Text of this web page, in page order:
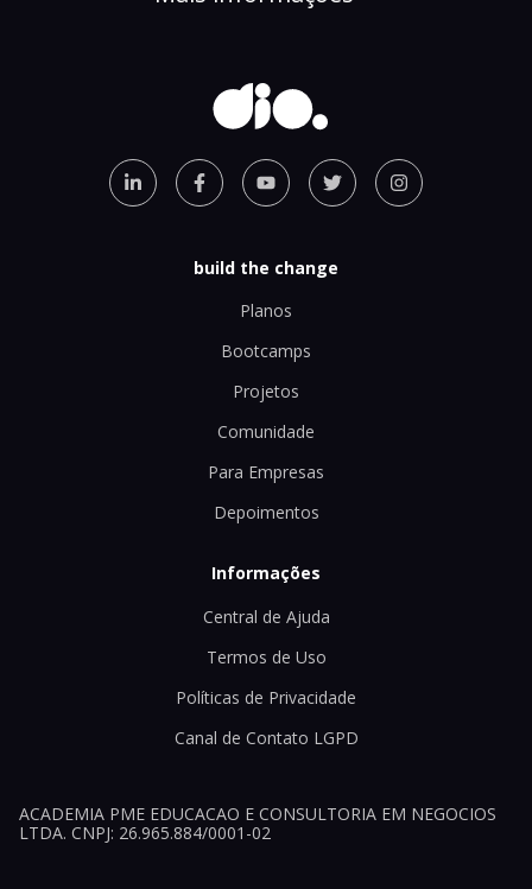
build the change
Planos
Bootcamps
Projetos
Comunidade
Para Empresas
Depoimentos
Informações
Central de Ajuda
Termos de Uso
Políticas de Privacidade
Canal de Contato LGPD
ACADEMIA PME EDUCACAO E CONSULTORIA EM NEGOCIOS
LTDA. CNPJ: 26.965.884/0001-02